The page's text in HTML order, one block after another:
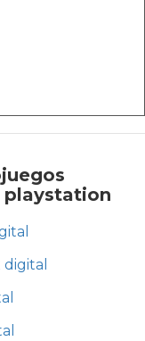
playstation